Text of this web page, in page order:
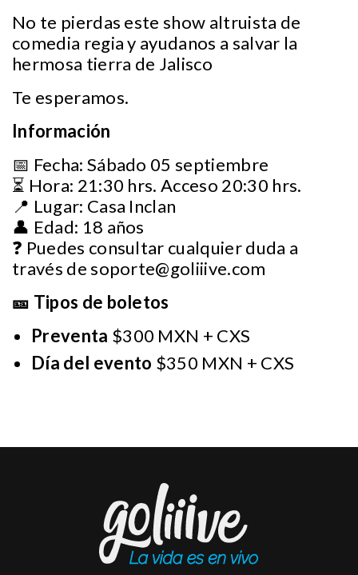
No te pierdas este show altruista de
comedia regia y ayudanos a salvar la
hermosa tierra de Jalisco
Te esperamos.
Información
📅 Fecha: Sábado 05 septiembre
⏳ Hora: 21:30 hrs. Acceso 20:30 hrs.
📍 Lugar: Casa Inclan
👤 Edad: 18 años
❓ Puedes consultar cualquier duda a
través desoporte@goliiive.com
🎫 Tipos de boletos
Preventa $300 MXN + CXS
Día del evento $350 MXN + CXS